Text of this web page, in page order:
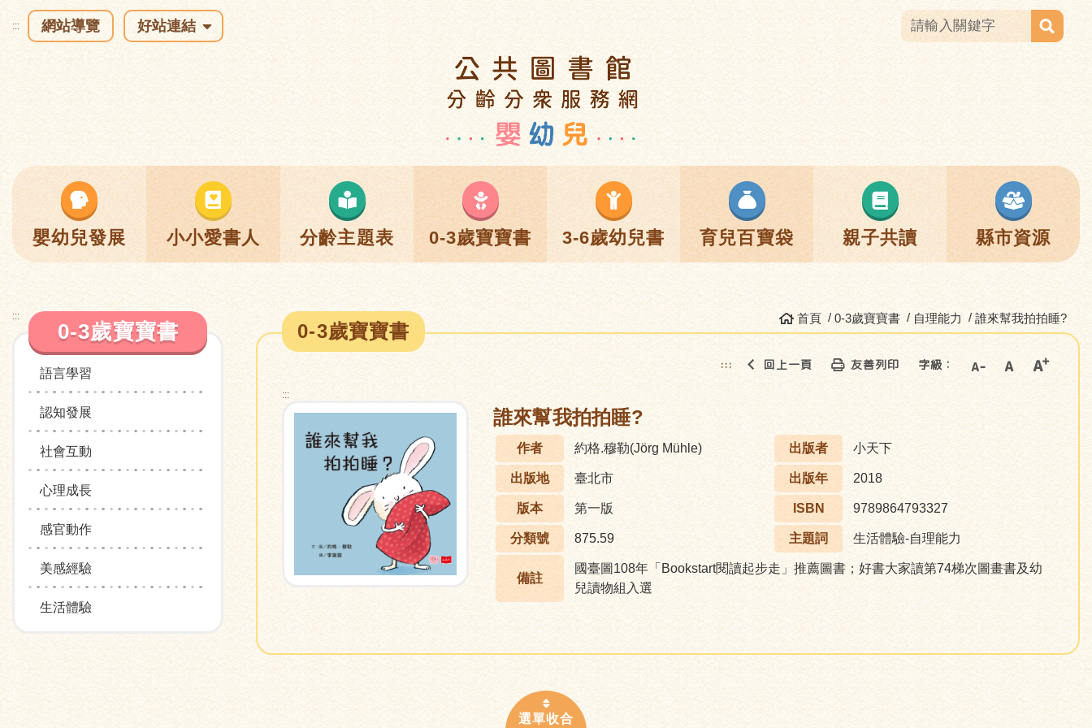
::: 網站導覽 好站連結
嬰幼兒發展 小小愛書人 分齡主題表 0-3歲寶寶書 3-6歲幼兒書 育兒百寶袋 親子共讀 縣市資源
:::
0-3歲寶寶書
語言學習
認知發展
社會互動
心理成長
感官動作
美感經驗
生活體驗
首頁 0-3歲寶寶書 自理能力 誰來幫我拍拍睡?
0-3歲寶寶書
::: 回上一頁 友善列印 字級：
:::
誰來幫我拍拍睡?
作者 約格.穆勒(Jörg Mühle) 出版者 小天下
出版地 臺北市 出版年 2018
版本 第一版 ISBN 9789864793327
分類號 875.59 主題詞 生活體驗-自理能力
備註
國臺圖108年「Bookstart閱讀起步走」推薦圖書；好書大家讀第74梯次圖畫書及幼
兒讀物組入選